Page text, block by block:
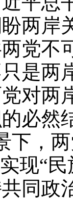
两岸
党不
是两
对两
必然
下，
现“
同政